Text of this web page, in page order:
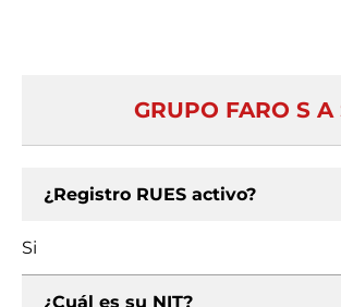
GRUPO FARO S A
¿Registro RUES activo?
Si
¿Cuál es su NIT?